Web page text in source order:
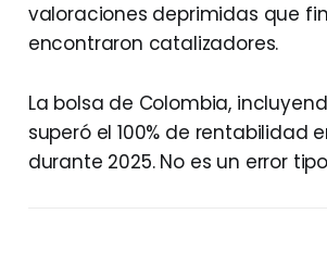
valoraciones deprimidas que
encontraron catalizadores.
La bolsa de Colombia,
superó el 100% de rentabilidad
durante 2025. No es un error